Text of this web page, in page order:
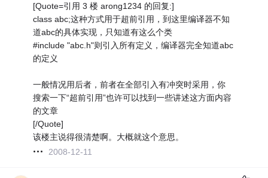
[Quote=引用 3 楼 arong1234 的回复:]
class abc;这种方式用于超前引用，到这里编译器不知
道abc的具体实现，只知道有这么个类
#include "abc.h"则引入所有定义，编译器完全知道abc
的定义
一般情况用后者，前者在全部引入有冲突时采用，你
搜索一下“超前引用”也许可以找到一些讲述这方面内容
的文章
[/Quote]
该楼主说得很清楚啊。大概就这个意思。
2008-12-11